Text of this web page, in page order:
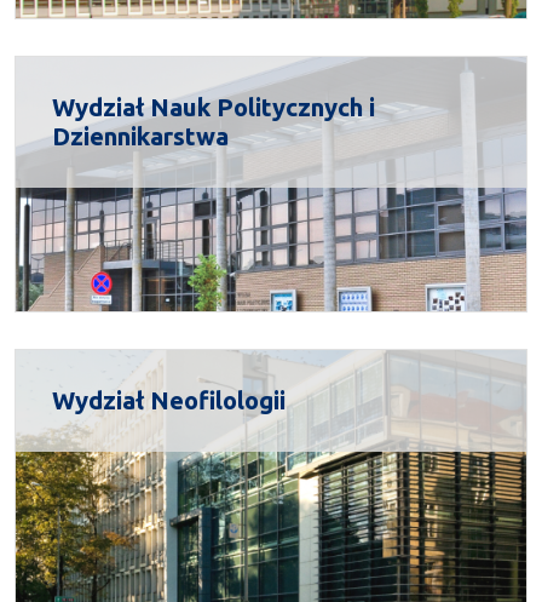
Wydział Nauk Politycznych i
Dziennikarstwa
Wydział Neofilologii